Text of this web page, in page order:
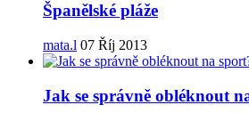
Španělské pláže
mata.l 07 Říj 2013
Jak se správně obléknout